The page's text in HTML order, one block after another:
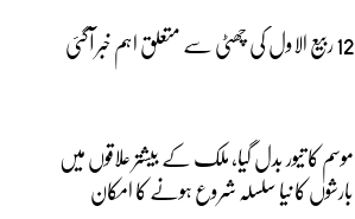
12 ربیع الاول کی چھٹی سے متعلق اہم خبر آگئی
موسم کا تیور بدل گیا، ملک کے بیشتر علاقوں میں
بارشوں کا نیا سلسلہ شروع ہونے کا امکان